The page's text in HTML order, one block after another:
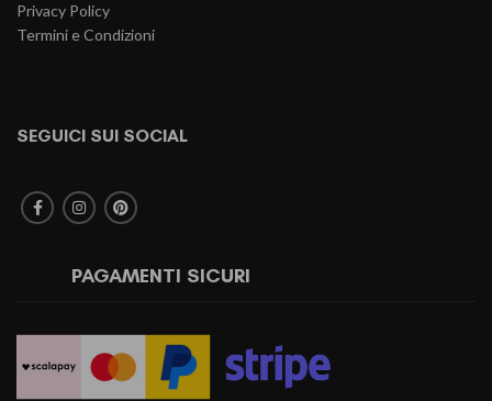
Privacy Policy
Termini e Condizioni
SEGUICI SUI SOCIAL
PAGAMENTI SICURI